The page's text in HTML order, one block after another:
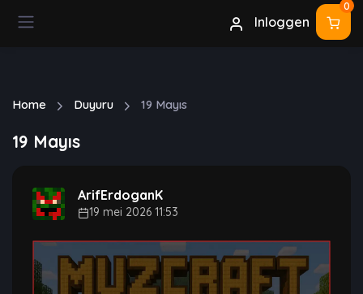
Inloggen
0
Home Duyuru 19 Mayıs
19 Mayıs
ArifErdoganK
19 mei 2026 11:53